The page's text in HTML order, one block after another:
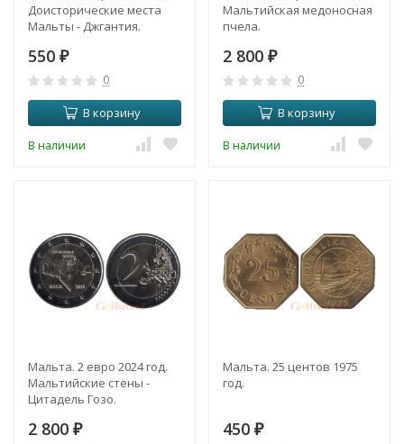
Доисторические места
Мальты - Джгантия.
550 ₽
0
В корзину
В наличии
Мальтийская медоносная
пчела.
2 800 ₽
0
В корзину
В наличии
Мальта. 2 евро 2024 год.
Мальтийские стены -
Цитадель Гозо.
2 800 ₽
Мальта. 25 центов 1975
год.
450 ₽